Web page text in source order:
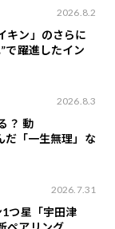
2026.8.2
キン」のさらに
で躍進したイン
2026.8.3
？ 動
だ「一生無理」な
2026.7.31
つ星「宇田津